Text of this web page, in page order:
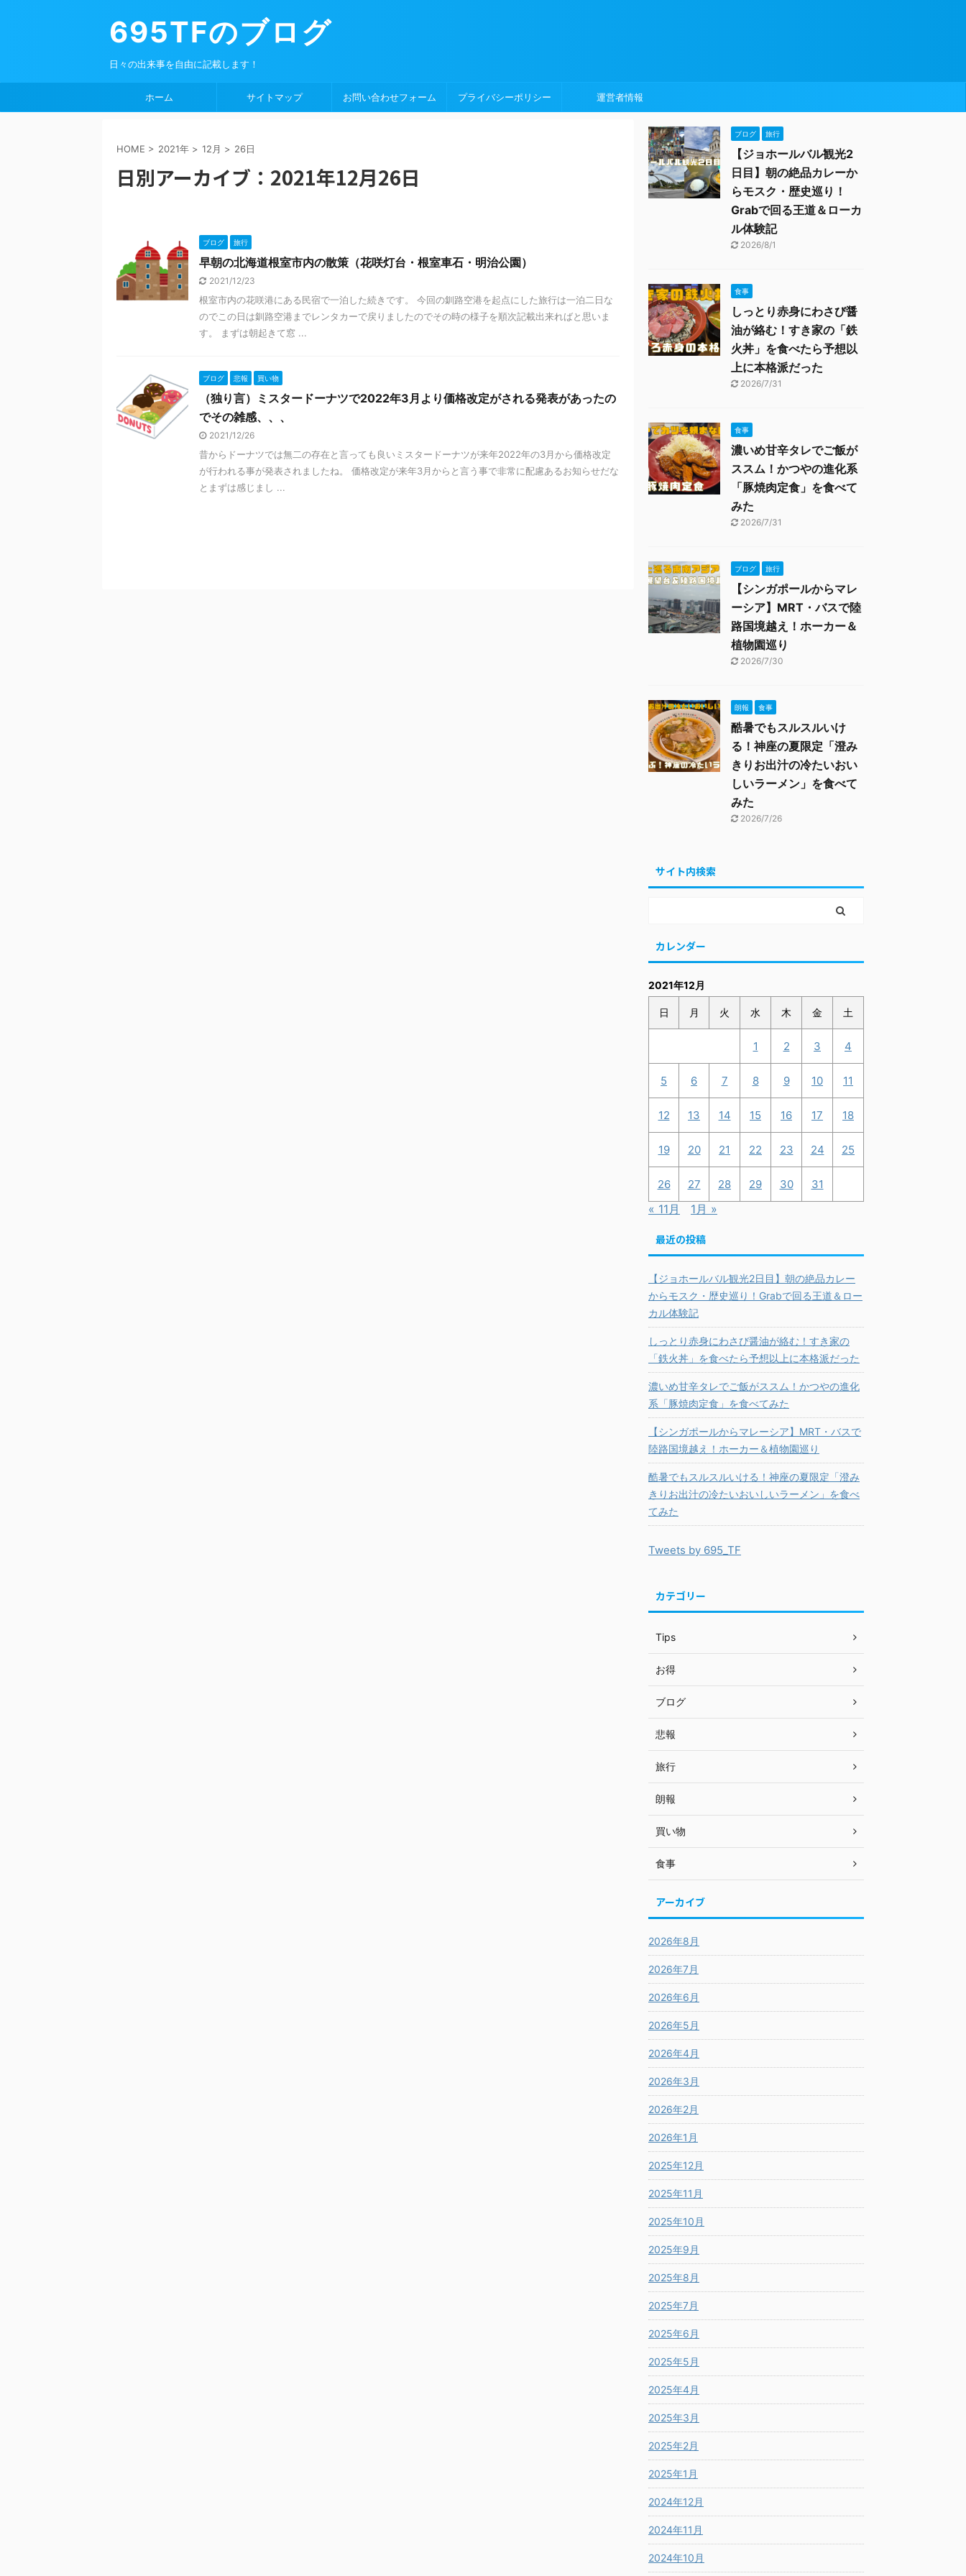
695TFのブログ
日々の出来事を自由に記載します！
ホーム サイトマップ お問い合わせフォーム プライバシーポリシー 運営者情報
HOME > 2021年 > 12月 > 26日
日別アーカイブ：2021年12月26日
ブログ 旅行
早朝の北海道根室市内の散策（花咲灯台・根室車石・明治公園）
2021/12/23
根室市内の花咲港にある民宿で一泊した続きです。 今回の釧路空港を起点にした旅行は一泊二日な
のでこの日は釧路空港までレンタカーで戻りましたのでその時の様子を順次記載出来ればと思いま
す。 まずは朝起きて窓 ...
ブログ 悲報 買い物
（独り言）ミスタードーナツで2022年3月より価格改定がされる発表があったの
でその雑感、、、
2021/12/26
昔からドーナツでは無二の存在と言っても良いミスタードーナツが来年2022年の3月から価格改定
が行われる事が発表されましたね。 価格改定が来年3月からと言う事で非常に配慮あるお知らせだな
とまずは感じまし ...
ブログ 旅行
【ジョホールバル観光2
日目】朝の絶品カレーか
らモスク・歴史巡り！
Grabで回る王道＆ローカ
ル体験記
2026/8/1
食事
しっとり赤身にわさび醤
油が絡む！すき家の「鉄
火丼」を食べたら予想以
上に本格派だった
2026/7/31
食事
濃いめ甘辛タレでご飯が
ススム！かつやの進化系
「豚焼肉定食」を食べて
みた
2026/7/31
ブログ 旅行
【シンガポールからマレ
ーシア】MRT・バスで陸
路国境越え！ホーカー＆
植物園巡り
2026/7/30
朗報 食事
酷暑でもスルスルいけ
る！神座の夏限定「澄み
きりお出汁の冷たいおい
しいラーメン」を食べて
みた
2026/7/26
サイト内検索
カレンダー
2021年12月
日 月 火 水 木 金 土
1 2 3 4
5 6 7 8 9 10 11
12 13 14 15 16 17 18
19 20 21 22 23 24 25
26 27 28 29 30 31
« 11月 1月 »
最近の投稿
【ジョホールバル観光2日目】朝の絶品カレー
からモスク・歴史巡り！Grabで回る王道＆ロー
カル体験記
しっとり赤身にわさび醤油が絡む！すき家の
「鉄火丼」を食べたら予想以上に本格派だった
濃いめ甘辛タレでご飯がススム！かつやの進化
系「豚焼肉定食」を食べてみた
【シンガポールからマレーシア】MRT・バスで
陸路国境越え！ホーカー＆植物園巡り
酷暑でもスルスルいける！神座の夏限定「澄み
きりお出汁の冷たいおいしいラーメン」を食べ
てみた
Tweets by 695_TF
カテゴリー
Tips
お得
ブログ
悲報
旅行
朗報
買い物
食事
アーカイブ
2026年8月
2026年7月
2026年6月
2026年5月
2026年4月
2026年3月
2026年2月
2026年1月
2025年12月
2025年11月
2025年10月
2025年9月
2025年8月
2025年7月
2025年6月
2025年5月
2025年4月
2025年3月
2025年2月
2025年1月
2024年12月
2024年11月
2024年10月